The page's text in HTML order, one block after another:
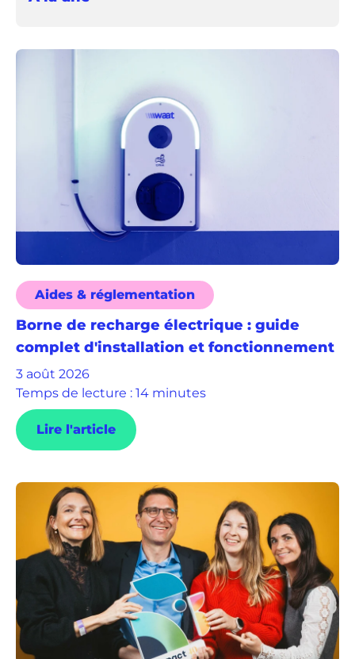
Aides & réglementation
Borne de recharge électrique : guide
complet d'installation et fonctionnement
3 août 2026
Temps de lecture : 14 minutes
Lire l'article